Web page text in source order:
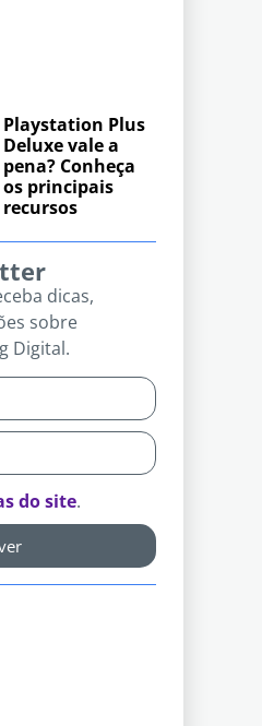
Playstation Plus
Deluxe vale a
pena? Conheça
os principais
recursos
dicas,
sobre
Digital.
do site.